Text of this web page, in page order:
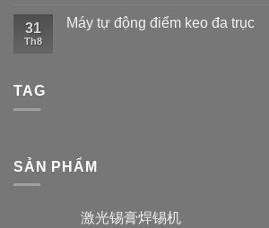
31
Th8
Máy tự động điểm keo đa trục
TAG
SẢN PHẨM
激光锡膏焊锡机